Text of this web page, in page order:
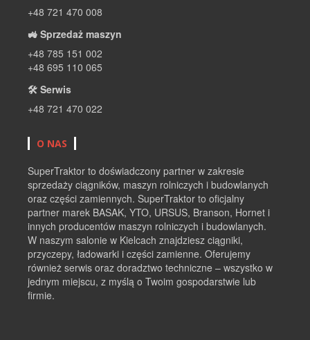
+48 721 470 008
🚜 Sprzedaż maszyn
+48 785 151 002
+48 695 110 065
🛠 Serwis
+48 721 470 022
O NAS
SuperTraktor to doświadczony partner w zakresie
sprzedaży ciągników, maszyn rolniczych i budowlanych
oraz części zamiennych. SuperTraktor to oficjalny
partner marek BASAK, YTO, URSUS, Branson, Hornet i
innych producentów maszyn rolniczych i budowlanych.
W naszym salonie w Kielcach znajdziesz ciągniki,
przyczepy, ładowarki i części zamienne. Oferujemy
również serwis oraz doradztwo techniczne – wszystko w
jednym miejscu, z myślą o Twoim gospodarstwie lub
firmie.